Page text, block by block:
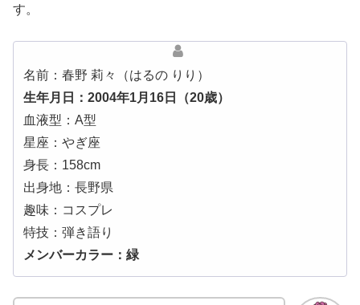
す。
名前：春野 莉々（はるの りり）
生年月日：2004年1月16日（20歳）
血液型：A型
星座：やぎ座
身長：158cm
出身地：長野県
趣味：コスプレ
特技：弾き語り
メンバーカラー：緑